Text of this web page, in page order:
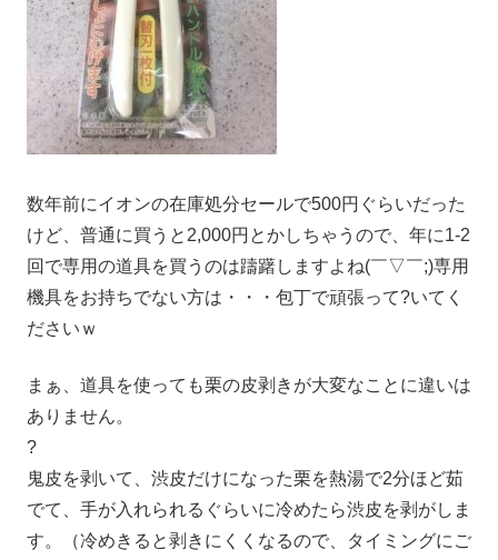
数年前にイオンの在庫処分セールで500円ぐらいだった
けど、普通に買うと2,000円とかしちゃうので、年に1-2
回で専用の道具を買うのは躊躇しますよね(￣▽￣;)専用
機具をお持ちでない方は・・・包丁で頑張って?いてく
ださいｗ
まぁ、道具を使っても栗の皮剥きが大変なことに違いは
ありません。
?
鬼皮を剥いて、渋皮だけになった栗を熱湯で2分ほど茹
でて、手が入れられるぐらいに冷めたら渋皮を剥がしま
す。（冷めきると剥きにくくなるので、タイミングにご